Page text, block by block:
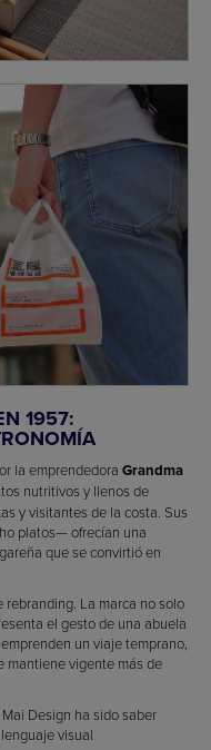
1957:
la emprendedora Grandma
nutritivos y llenos de
y visitantes de la costa. Sus
platos— ofrecían una
que se convirtió en
rebranding. La marca no solo
el gesto de una abuela
un viaje temprano,
vigente más de
Design ha sido saber
visual